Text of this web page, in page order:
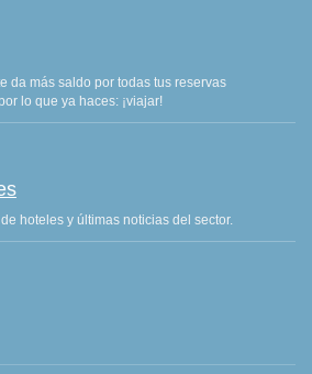
da más saldo por todas tus reservas
lo que ya haces: ¡viajar!
hoteles y últimas noticias del sector.